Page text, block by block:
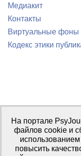
Медиакит
Контакты
Виртуальные фоны
Кодекс этики
Портал
Правила
Свидетельство
2016 г.
На портале
файлов cookie и
повысить